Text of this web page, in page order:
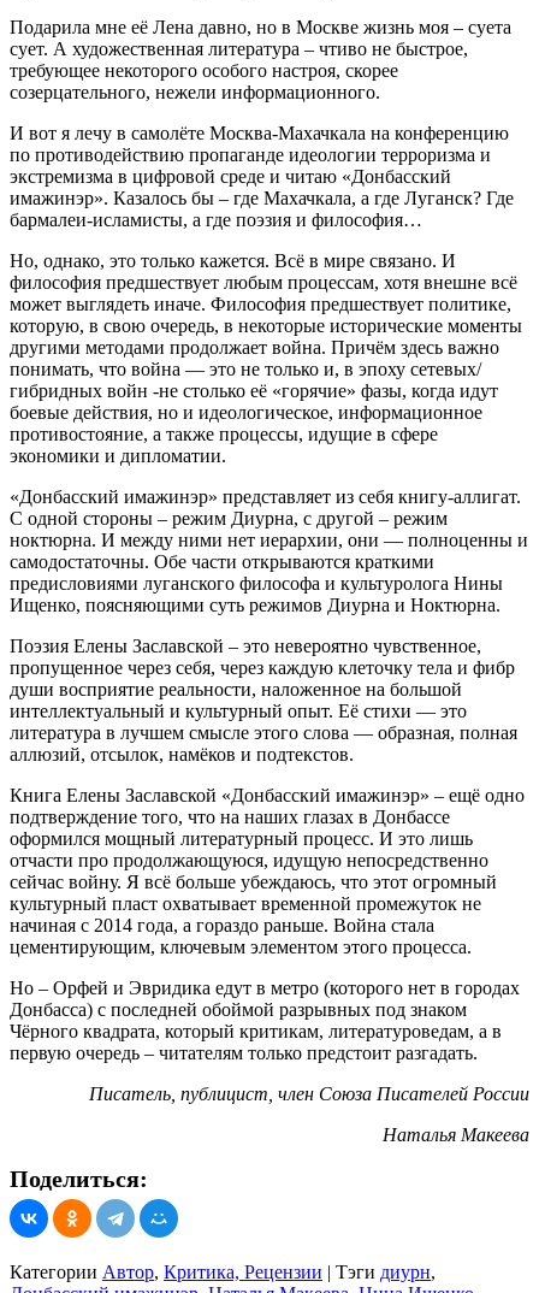
с
последней
обоймой
разрывных
Подарила мне её Лена давно, но в Москве жизнь моя – суета
сует. А художественная литература – чтиво не быстрое,
требующее некоторого особого настроя, скорее
созерцательного, нежели информационного.
И вот я лечу в самолёте Москва-Махачкала на конференцию
по противодействию пропаганде идеологии терроризма и
экстремизма в цифровой среде и читаю «Донбасский
имажинэр». Казалось бы – где Махачкала, а где Луганск? Где
бармалеи-исламисты, а где поэзия и философия…
Но, однако, это только кажется. Всё в мире связано. И
философия предшествует любым процессам, хотя внешне всё
может выглядеть иначе. Философия предшествует политике,
которую, в свою очередь, в некоторые исторические моменты
другими методами продолжает война. Причём здесь важно
понимать, что война — это не только и, в эпоху сетевых/
гибридных войн -не столько её «горячие» фазы, когда идут
боевые действия, но и идеологическое, информационное
противостояние, а также процессы, идущие в сфере
экономики и дипломатии.
«Донбасский имажинэр» представляет из себя книгу-аллигат.
С одной стороны – режим Диурна, с другой – режим
ноктюрна. И между ними нет иерархии, они — полноценны и
самодостаточны. Обе части открываются краткими
предисловиями луганского философа и культуролога Нины
Ищенко, поясняющими суть режимов Диурна и Ноктюрна.
Поэзия Елены Заславской – это невероятно чувственное,
пропущенное через себя, через каждую клеточку тела и фибр
души восприятие реальности, наложенное на большой
интеллектуальный и культурный опыт. Её стихи — это
литература в лучшем смысле этого слова — образная, полная
аллюзий, отсылок, намёков и подтекстов.
Книга Елены Заславской «Донбасский имажинэр» – ещё одно
подтверждение того, что на наших глазах в Донбассе
оформился мощный литературный процесс. И это лишь
отчасти про продолжающуюся, идущую непосредственно
сейчас войну. Я всё больше убеждаюсь, что этот огромный
культурный пласт охватывает временной промежуток не
начиная с 2014 года, а гораздо раньше. Война стала
цементирующим, ключевым элементом этого процесса.
Но – Орфей и Эвридика едут в метро (которого нет в городах
Донбасса) с последней обоймой разрывных под знаком
Чёрного квадрата, который критикам, литературоведам, а в
первую очередь – читателям только предстоит разгадать.
Писатель, публицист, член Союза Писателей России
Наталья Макеева
Поделиться:
Категории Автор, Критика, Рецензии | Тэги диурн,